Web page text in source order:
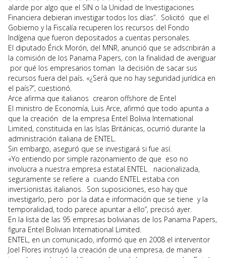
alarde por algo que el SIN o la Unidad de Investigaciones
Financiera debieran investigar todos los días”. Solicitó que el
Gobierno y la Fiscalía recuperen los recursos del Fondo
Indígena que fueron depositados a cuentas personales.
El diputado Érick Morón, del MNR, anunció que se adscribirán a
la comisión de los Panama Papers, con la finalidad de averiguar
por qué los empresarios toman la decisión de sacar sus
recursos fuera del país. «¿Será que no hay seguridad jurídica en
el país?”, cuestionó.
Arce afirma que italianos crearon offshore de Entel
El ministro de Economía, Luis Arce, afirmó que todo apunta a
que la creación de la empresa Entel Bolivia International
Limited, constituida en las Islas Británicas, ocurrió durante la
administración italiana de ENTEL.
Sin embargo, aseguró que se investigará si fue así.
«Yo entiendo por simple razonamiento de que eso no
involucra a nuestra empresa estatal ENTEL nacionalizada,
seguramente se refiere a cuando ENTEL estaba con
inversionistas italianos. Son suposiciones, eso hay que
investigarlo, pero por la data e información que se tiene y la
temporalidad, todo parece apuntar a ello”, precisó ayer.
En la lista de las 95 empresas bolivianas de los Panama Papers,
figura Entel Bolivian International Limited.
ENTEL, en un comunicado, informó que en 2008 el interventor
Joel Flores instruyó la creación de una empresa, de manera